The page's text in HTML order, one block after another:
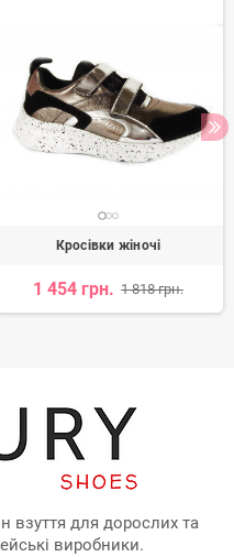
Кросівки жіночі
1 454 грн. 1 818 грн.
взуття для дорослих та
виробники.